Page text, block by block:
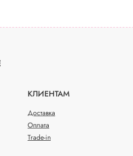
КЛИЕНТАМ
Доставка
Оплата
Trade-in